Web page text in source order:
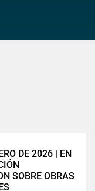
DE 2026 | EN
SOBRE OBRAS